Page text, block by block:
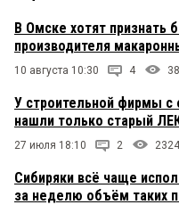
В Омске хотят признать
производителя
10 августа 10:30 4
У строительной фирмы с
нашли только старый
27 июля 18:10 2 2324
Сибиряки всё чаще
за неделю объём таких